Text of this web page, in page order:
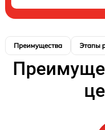
Преимущества Этапы